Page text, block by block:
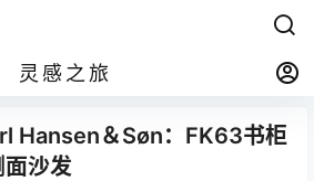
灵感之旅
Hansen＆Søn：FK63书柜
沙发